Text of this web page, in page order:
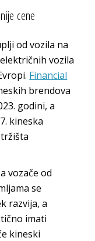
cene
od vozila na
vozila
Financial
brendova
godini, a
kineska
vozače od
se
razvija, a
imati
kineski